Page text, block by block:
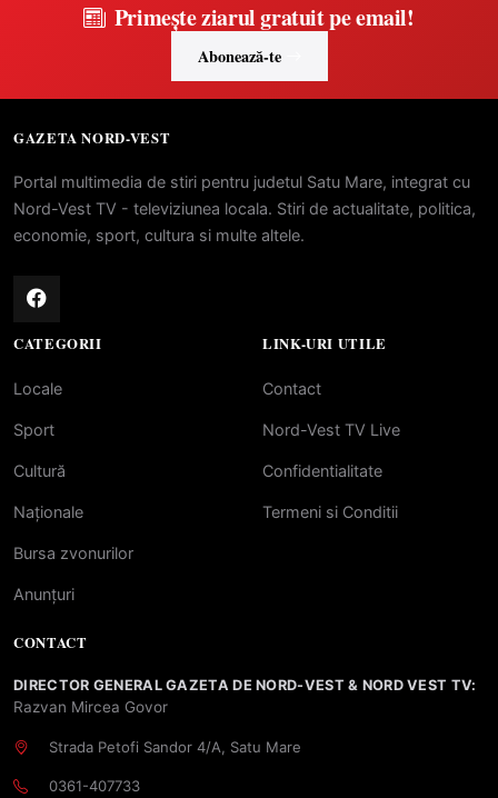
Primește ziarul gratuit pe email!
Abonează-te
GAZETA NORD-VEST
Portal multimedia de stiri pentru judetul Satu Mare, integrat cu
Nord-Vest TV - televiziunea locala. Stiri de actualitate, politica,
economie, sport, cultura si multe altele.
CATEGORII
Locale
Sport
Cultură
Naționale
Bursa zvonurilor
Anunțuri
LINK-URI UTILE
Contact
Nord-Vest TV Live
Confidentialitate
Termeni si Conditii
CONTACT
DIRECTOR GENERAL GAZETA DE NORD-VEST & NORD VEST TV:
Razvan Mircea Govor
Strada Petofi Sandor 4/A, Satu Mare
0361-407733